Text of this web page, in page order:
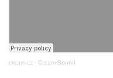
cream.cz · Cream Sound